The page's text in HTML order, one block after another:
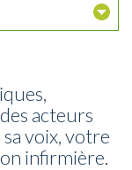
acteurs
voix, votre
infirmière.